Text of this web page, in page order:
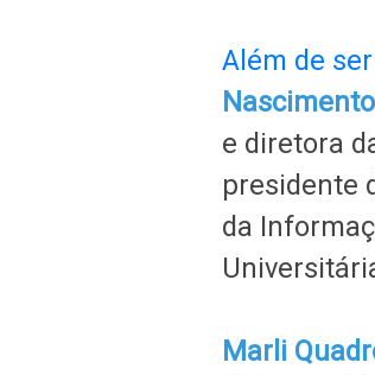
Além de
e diretora
presidente
da
Marli